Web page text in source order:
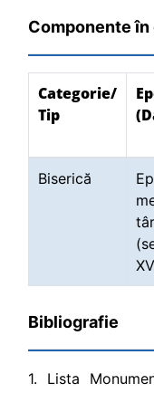
Componente
Categorie/
Tip
Biserică
Bibliografie
1. Lista